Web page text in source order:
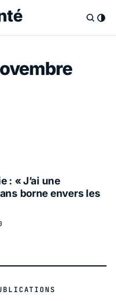
: « J’ai une
borne envers les